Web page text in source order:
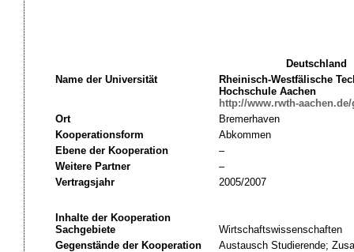
Deutschland
Name der Universität
Rheinisch-Westfälische
Hochschule Aachen
http://www.rwth-
Ort
Bremerhaven
Kooperationsform
Abkommen
Ebene der Kooperation
–
Weitere Partner
–
Vertragsjahr
2005/2007
Inhalte der Kooperation
Sachgebiete
Wirtschaftswissenschaften
Gegenstände der Kooperation
Austausch Studierende;